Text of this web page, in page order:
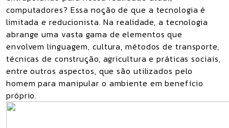
computadores? Essa noção de que a tecnologia é
limitada e reducionista. Na realidade, a tecnologia
abrange uma vasta gama de elementos que
envolvem linguagem, cultura, métodos de transporte,
técnicas de construção, agricultura e práticas sociais,
entre outros aspectos, que são utilizados pelo
homem para manipular o ambiente em benefício
próprio.